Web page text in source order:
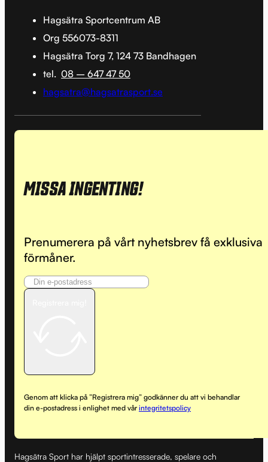
Hagsätra Sportcentrum AB
Org 556073-8311
Hagsätra Torg 7, 124 73 Bandhagen
tel. 08 – 647 47 50
hagsatra@hagsatrasport.se
MISSA INGENTING!
Prenumerera på vårt nyhetsbrev få exklusiva
förmåner.
Genom att klicka på ”Registrera mig” godkänner du att vi behandlar
din e-postadress i enlighet med vårintegritetspolicy
Hagsätra Sport har hjälpt sportintresserade, spelare och